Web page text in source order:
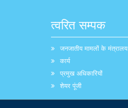
त्वरित सम्पक
जनजातीय मामलों के मंत्रालय
कार्य
प्रमुख अधिकारियों
शेयर पूंजी